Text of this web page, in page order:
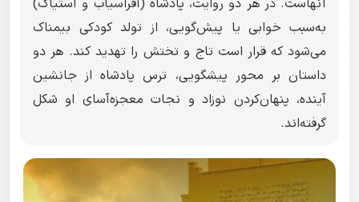
آنهاست. در هر دو روایت، پادشاه (افراسیاب و آستیاگ)
به‌سبب خوابی یا پیش‌گویی، از تولد کودکی بیمناک
می‌شود که قرار است تاج و تختش را تهدید کند. هر دو
داستان بر محور پیشگویی، ترس پادشاه از جانشین
آینده، پنهان‌کردن نوزاد و نجات معجزه‌آسای او شکل
گرفته‌اند.